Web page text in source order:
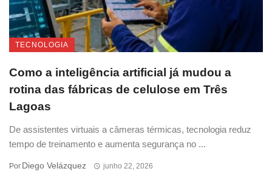
TECNOLOGIA
Como a inteligência artificial já mudou a
rotina das fábricas de celulose em Três
Lagoas
De assistentes virtuais a câmeras térmicas, tecnologia reduz
tempo de treinamento e aumenta segurança no ...
Por Diego Velázquez junho 22, 2026